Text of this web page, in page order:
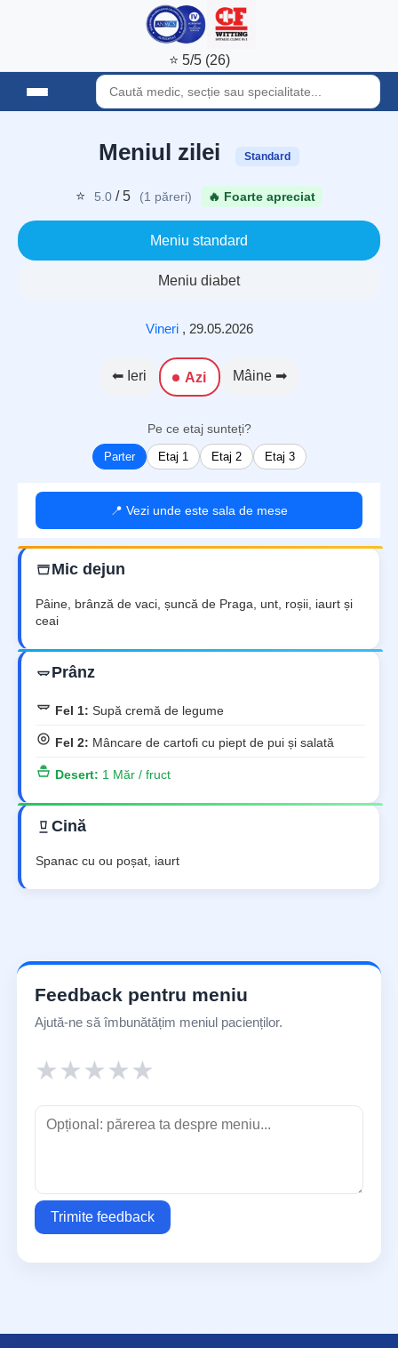
⭐ 5/5 (26)
Meniul zilei Standard
⭐ 5.0 / 5 (1 păreri) 🔥 Foarte apreciat
Meniu standard
Meniu diabet
Vineri , 29.05.2026
⬅ Ieri Azi Mâine ➡
Pe ce etaj sunteți?
Parter Etaj 1 Etaj 2 Etaj 3
📍 Vezi unde este sala de mese
Mic dejun
Pâine, brânză de vaci, șuncă de Praga, unt, roșii, iaurt și
ceai
Prânz
Fel 1: Supă cremă de legume
Fel 2: Mâncare de cartofi cu piept de pui și salată
Desert: 1 Măr / fruct
Cină
Spanac cu ou poșat, iaurt
Feedback pentru meniu
Ajută-ne să îmbunătățim meniul pacienților.
★
★
★
★
★
Trimite feedback